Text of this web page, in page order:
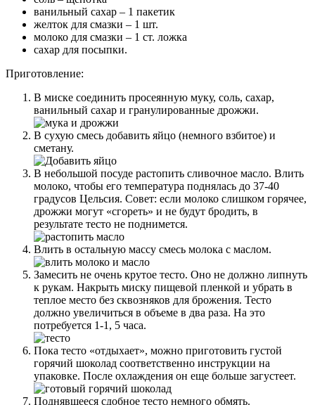
ванильный сахар – 1 пакетик
желток для смазки – 1 шт.
молоко для смазки – 1 ст. ложка
сахар для посыпки.
Приготовление:
В миске соединить просеянную муку, соль, сахар,
ванильный сахар и гранулированные дрожжи.
В сухую смесь добавить яйцо (немного взбитое) и
сметану.
В небольшой посуде растопить сливочное масло. Влить
молоко, чтобы его температура поднялась до 37-40
градусов Цельсия. Совет: если молоко слишком горячее,
дрожжи могут «сгореть» и не будут бродить, в
результате тесто не поднимется.
Влить в остальную массу смесь молока с маслом.
Замесить не очень крутое тесто. Оно не должно липнуть
к рукам. Накрыть миску пищевой пленкой и убрать в
теплое место без сквозняков для брожения. Тесто
должно увеличиться в объеме в два раза. На это
потребуется 1-1, 5 часа.
Пока тесто «отдыхает», можно приготовить густой
горячий шоколад соответственно инструкции на
упаковке. После охлаждения он еще больше загустеет.
Поднявшееся сдобное тесто немного обмять.